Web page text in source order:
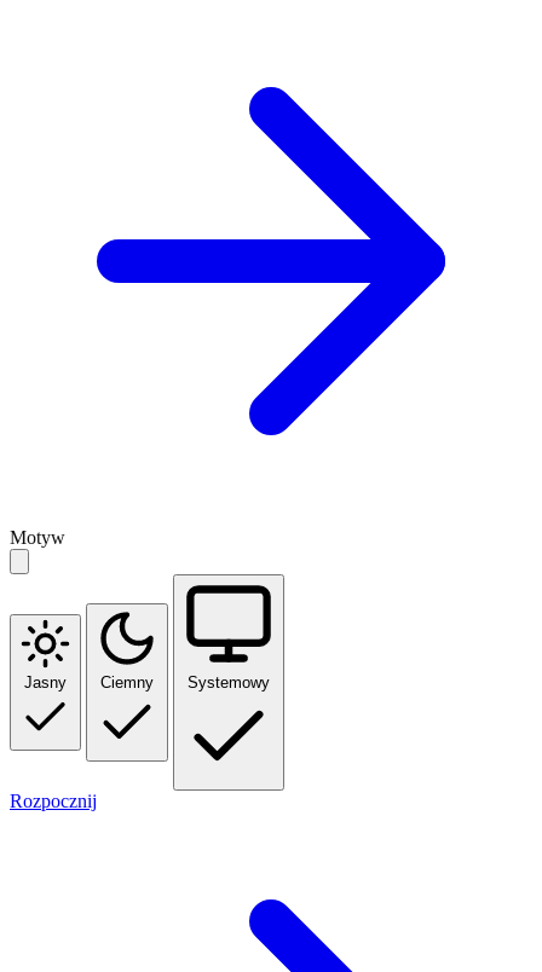
Motyw
Jasny Ciemny Systemowy
Rozpocznij